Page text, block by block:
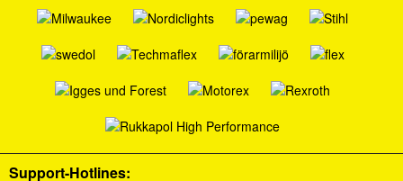
Support-Hotlines: